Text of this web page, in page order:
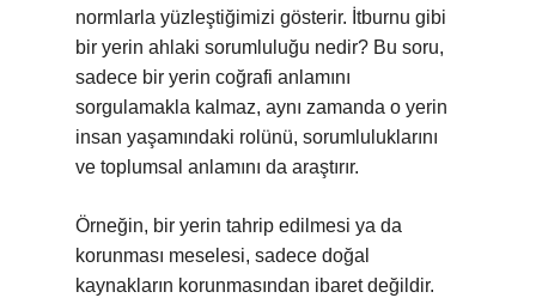
normlarla yüzleştiğimizi gösterir. İtburnu gibi
bir yerin ahlaki sorumluluğu nedir? Bu soru,
sadece bir yerin coğrafi anlamını
sorgulamakla kalmaz, aynı zamanda o yerin
insan yaşamındaki rolünü, sorumluluklarını
ve toplumsal anlamını da araştırır.
Örneğin, bir yerin tahrip edilmesi ya da
korunması meselesi, sadece doğal
kaynakların korunmasından ibaret değildir.